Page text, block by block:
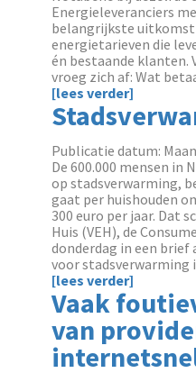
Energieleveranciers
belangrijkste uitkomst
energietarieven die
én bestaande klanten.
vroeg zich af: Wat
[lees verder]
Publicatie datum:
De 600.000 mensen in
op stadsverwarming,
gaat per huishouden
300 euro per jaar. Dat
Huis (VEH), de
donderdag in een brief
voor stadsverwarming
[lees verder]
Vaak
van